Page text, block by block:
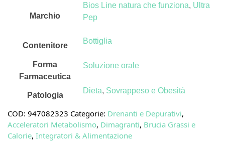
Marchio
Bios Line natura che funziona, Ultra
Pep
Contenitore
Bottiglia
Forma
Farmaceutica
Soluzione orale
Patologia
Dieta, Sovrappeso e Obesità
COD: 947082323 Categorie: Drenanti e Depurativi,
Acceleratori Metabolismo, Dimagranti, Brucia Grassi e
Calorie, Integratori & Alimentazione